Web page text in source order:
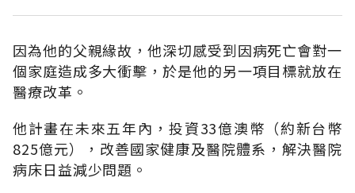
因為他的父親緣故，他深切感受到因病死亡會對一
個家庭造成多大衝擊，於是他的另一項目標就放在
醫療改革。
他計畫在未來五年內，投資33億澳幣（約新台幣
825億元），改善國家健康及醫院體系，解決醫院
病床日益減少問題。